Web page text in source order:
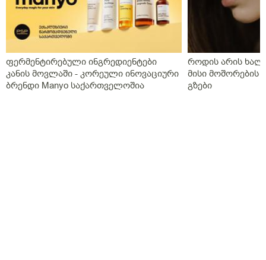
ფერმენტირებული ინგრედიენტები
კანის მოვლაში - კორეული ინოვაციური
ბრენდი Manyo საქართველოშია
როდის არის
მისი მოშორების
გზები